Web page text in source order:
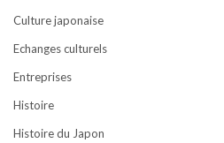
Culture japonaise
Echanges culturels
Entreprises
Histoire
Histoire du Japon